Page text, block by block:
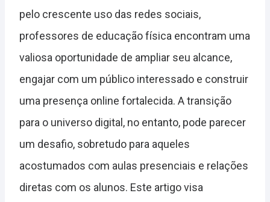
pelo crescente uso das redes sociais,
professores de educação física encontram uma
valiosa oportunidade de ampliar seu alcance,
engajar com um público interessado e construir
uma presença online fortalecida. A transição
para o universo digital, no entanto, pode parecer
um desafio, sobretudo para aqueles
acostumados com aulas presenciais e relações
diretas com os alunos. Este artigo visa